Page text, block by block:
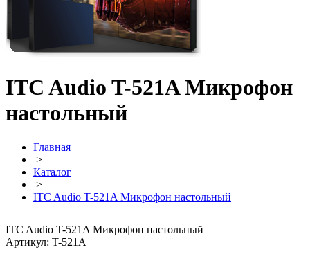
ITC Audio T-521A Микрофон
настольный
Главная
>
Каталог
>
ITC Audio T-521A Микрофон настольный
ITC Audio T-521A Микрофон настольный
Артикул: T-521A